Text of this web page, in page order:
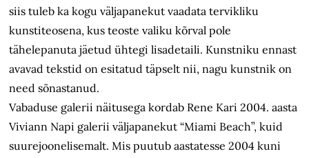
siis tuleb ka kogu väljapanekut vaadata tervikliku
kunstiteosena, kus teoste valiku kõrval pole
tähelepanuta jäetud ühtegi lisadetaili. Kunstniku ennast
avavad tekstid on esitatud täpselt nii, nagu kunstnik on
need sõnastanud.
Vabaduse galerii näitusega kordab Rene Kari 2004. aasta
Viviann Napi galerii väljapanekut “Miami Beach”, kuid
suurejoonelisemalt. Mis puutub aastatesse 2004 kuni